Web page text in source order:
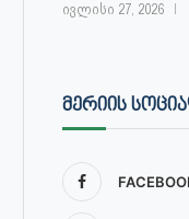
ივლისი 27, 2026
ᲛᲔᲠᲘᲘᲡ